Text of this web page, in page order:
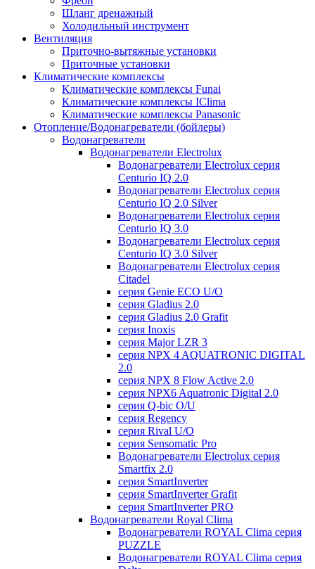
Шланг дренажный
Холодильный инструмент
Вентиляция
Приточно-вытяжные установки
Приточные установки
Климатические комплексы
Климатические комплексы Funai
Климатические комплексы IClima
Климатические комплексы Panasonic
Отопление/Водонагреватели (бойлеры)
Водонагреватели
Водонагреватели Electrolux
Водонагреватели Electrolux серия
Centurio IQ 2.0
Водонагреватели Electrolux серия
Centurio IQ 2.0 Silver
Водонагреватели Electrolux серия
Centurio IQ 3.0
Водонагреватели Electrolux серия
Centurio IQ 3.0 Silver
Водонагреватели Electrolux серия
Citadel
серия Genie ECO U/О
серия Gladius 2.0
серия Gladius 2.0 Grafit
серия Inoxis
серия Major LZR 3
серия NPX 4 AQUATRONIC DIGITAL
2.0
серия NPX 8 Flow Active 2.0
серия NPX6 Aquatronic Digital 2.0
серия Q-bic O/U
серия Regency
серия Rival U/О
серия Sensomatic Pro
Водонагреватели Electrolux серия
Smartfix 2.0
серия SmartInverter
серия SmartInverter Grafit
серия SmartInverter PRO
Водонагреватели Royal Clima
Водонагреватели ROYAL Clima серия
PUZZLE
Водонагреватели ROYAL Clima серия